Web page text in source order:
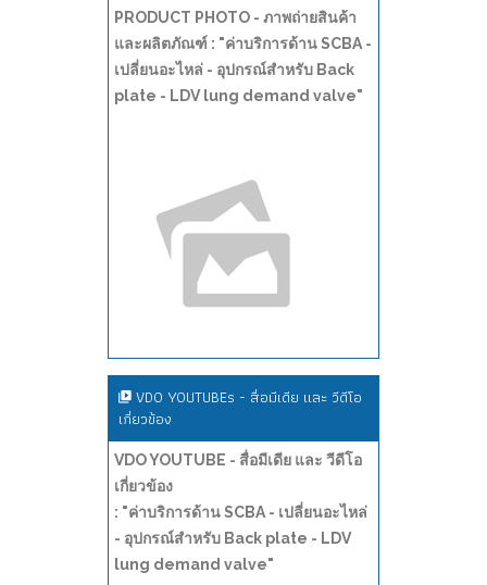
PRODUCT PHOTO - ภาพถ่ายสินค้า
และผลิตภัณฑ์ : "ค่าบริการด้าน SCBA -
เปลี่ยนอะไหล่ - อุปกรณ์สำหรับ Back
plate - LDV lung demand valve"
VDO YOUTUBEs - สื่อมีเดีย และ วีดีโอ
เกี่ยวข้อง
VDO YOUTUBE - สื่อมีเดีย และ วีดีโอ
เกี่ยวข้อง
: "ค่าบริการด้าน SCBA - เปลี่ยนอะไหล่
- อุปกรณ์สำหรับ Back plate - LDV
lung demand valve"